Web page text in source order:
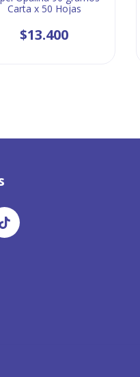
Carta x 50 Hojas
$13.400